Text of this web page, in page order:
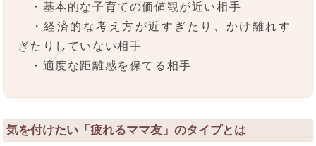
・基本的な子育ての価値観が近い相手
・経済的な考え方が近すぎたり、かけ離れす
ぎたりしていない相手
・適度な距離感を保てる相手
気を付けたい「疲れるママ友」のタイプとは